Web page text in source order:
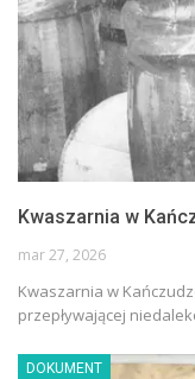
Kwaszarnia w
mar 27, 2026
Kwaszarnia w
przepływającej
DOKUMENT